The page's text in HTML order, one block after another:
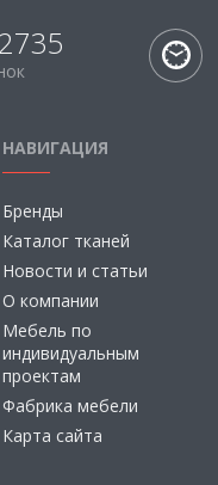
НАВИГАЦИЯ
Бренды
Каталог тканей
Новости и статьи
О компании
Мебель по
индивидуальным
проектам
Фабрика мебели
Карта сайта